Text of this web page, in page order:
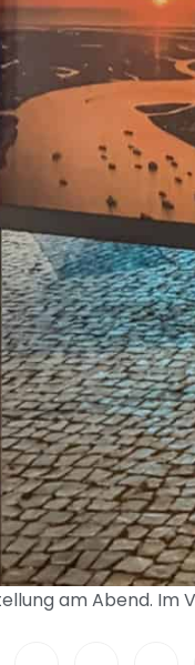
am Abend. Im